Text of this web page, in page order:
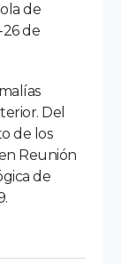
de
de
Del
de los
Reunión
de